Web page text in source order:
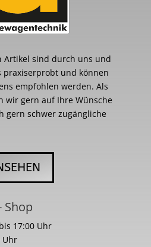
Artikel sind durch uns und
praxiserprobt und können
empfohlen werden. Als
wir gern auf Ihre Wünsche
gern schwer zugängliche
Shop
17:00 Uhr
Uhr